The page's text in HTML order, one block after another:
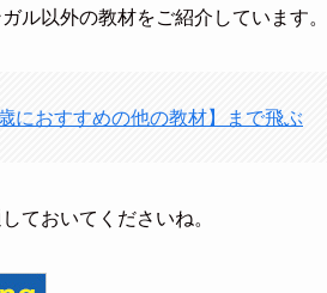
ル以外の教材をご紹介しています。
歳におすすめの他の教材】まで飛ぶ
ておいてくださいね。